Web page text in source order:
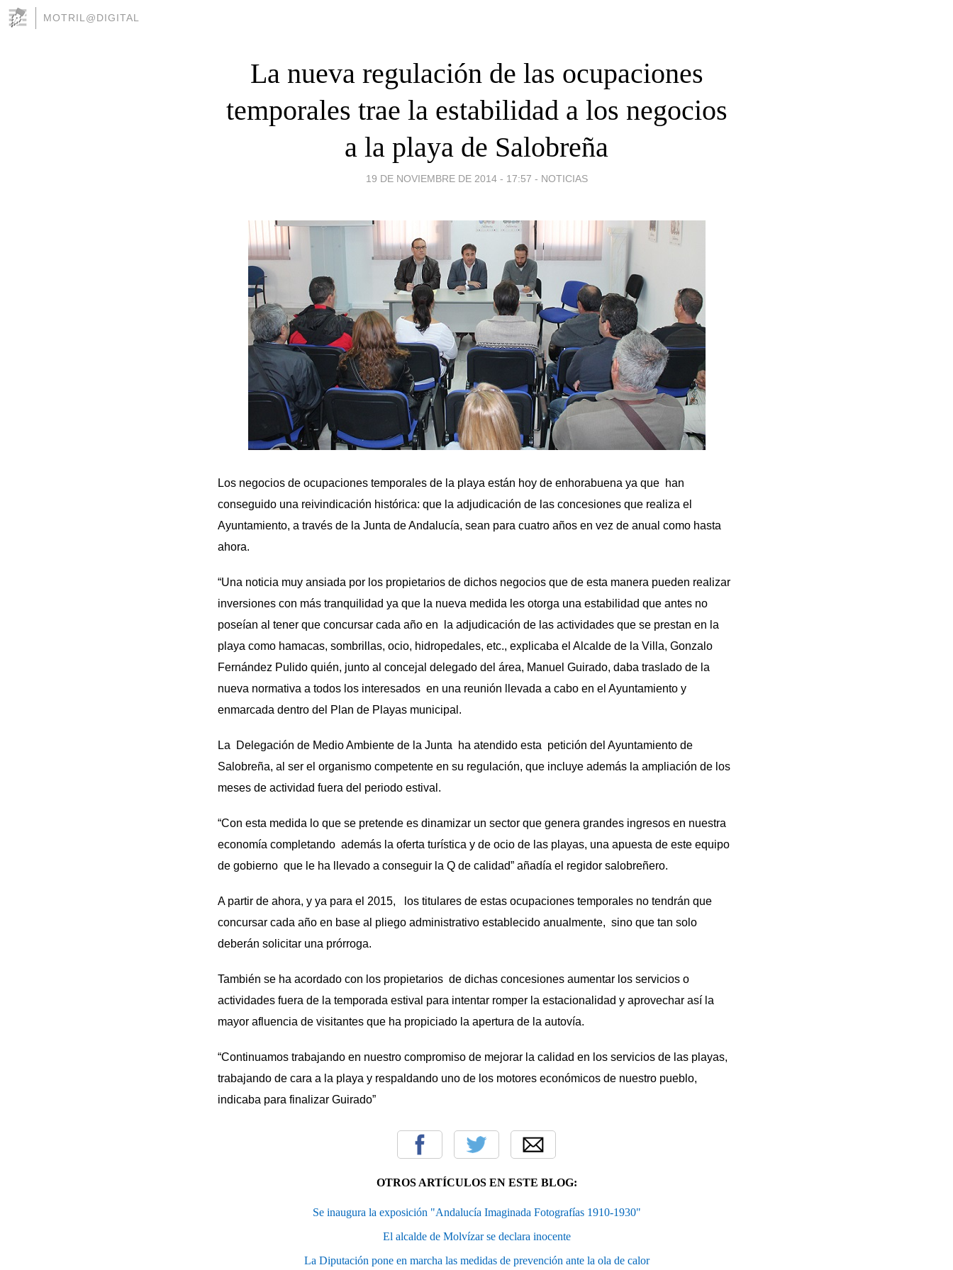
MOTRIL@DIGITAL
La nueva regulación de las ocupaciones
temporales trae la estabilidad a los negocios
a la playa de Salobreña
19 DE NOVIEMBRE DE 2014 - 17:57 - NOTICIAS
Los negocios de ocupaciones temporales de la playa están hoy de enhorabuena ya que han
conseguido una reivindicación histórica: que la adjudicación de las concesiones que realiza el
Ayuntamiento, a través de la Junta de Andalucía, sean para cuatro años en vez de anual como hasta
ahora.
“Una noticia muy ansiada por los propietarios de dichos negocios que de esta manera pueden realizar
inversiones con más tranquilidad ya que la nueva medida les otorga una estabilidad que antes no
poseían al tener que concursar cada año en la adjudicación de las actividades que se prestan en la
playa como hamacas, sombrillas, ocio, hidropedales, etc., explicaba el Alcalde de la Villa, Gonzalo
Fernández Pulido quién, junto al concejal delegado del área, Manuel Guirado, daba traslado de la
nueva normativa a todos los interesados en una reunión llevada a cabo en el Ayuntamiento y
enmarcada dentro del Plan de Playas municipal.
La Delegación de Medio Ambiente de la Junta ha atendido esta petición del Ayuntamiento de
Salobreña, al ser el organismo competente en su regulación, que incluye además la ampliación de los
meses de actividad fuera del periodo estival.
“Con esta medida lo que se pretende es dinamizar un sector que genera grandes ingresos en nuestra
economía completando además la oferta turística y de ocio de las playas, una apuesta de este equipo
de gobierno que le ha llevado a conseguir la Q de calidad” añadía el regidor salobreñero.
A partir de ahora, y ya para el 2015, los titulares de estas ocupaciones temporales no tendrán que
concursar cada año en base al pliego administrativo establecido anualmente, sino que tan solo
deberán solicitar una prórroga.
También se ha acordado con los propietarios de dichas concesiones aumentar los servicios o
actividades fuera de la temporada estival para intentar romper la estacionalidad y aprovechar así la
mayor afluencia de visitantes que ha propiciado la apertura de la autovía.
“Continuamos trabajando en nuestro compromiso de mejorar la calidad en los servicios de las playas,
trabajando de cara a la playa y respaldando uno de los motores económicos de nuestro pueblo,
indicaba para finalizar Guirado”
OTROS ARTÍCULOS EN ESTE BLOG:
Se inaugura la exposición "Andalucía Imaginada Fotografías 1910-1930"
El alcalde de Molvízar se declara inocente
La Diputación pone en marcha las medidas de prevención ante la ola de calor